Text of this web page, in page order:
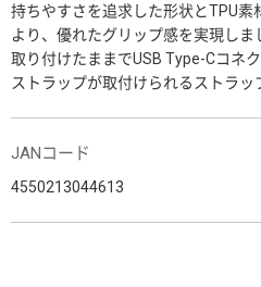
持ちやすさを追求した形状とTPU素
より、優れたグリップ感を実現しま
取り付けたままでUSB Type-Cコネ
ストラップが取付けられるストラッ
JANコード
4550213044613